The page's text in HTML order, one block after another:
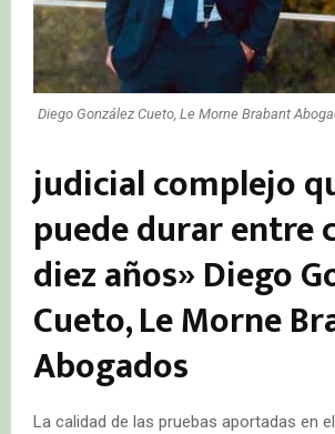
Diego González Cueto, Le Morne Brabant
judicial complejo
puede durar entre
diez años» Diego
Cueto, Le Morne
Abogados
La calidad de las pruebas aportadas en